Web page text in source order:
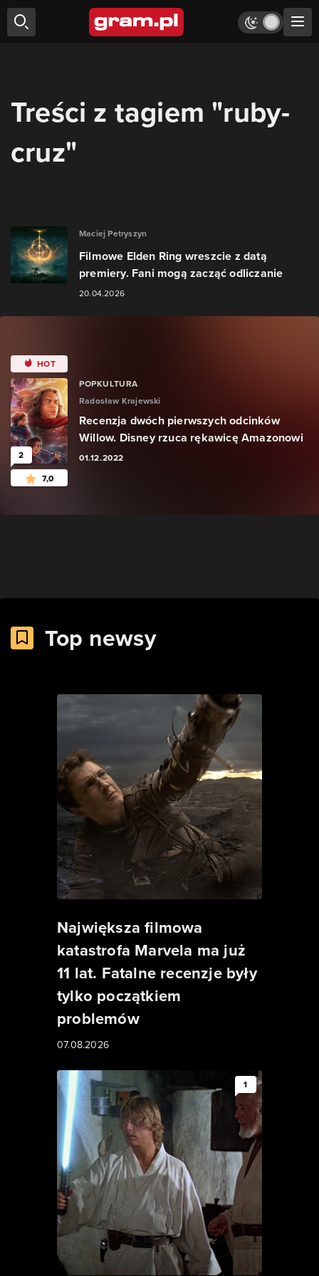
Treści z tagiem "ruby-
cruz"
Maciej Petryszyn
Filmowe Elden Ring wreszcie z datą
premiery. Fani mogą zacząć odliczanie
20.04.2026
HOT
2
7,0
POPKULTURA
Radosław Krajewski
Recenzja dwóch pierwszych odcinków
Willow. Disney rzuca rękawicę Amazonowi
01.12.2022
Top newsy
Największa filmowa
katastrofa Marvela ma już
11 lat. Fatalne recenzje były
tylko początkiem
problemów
07.08.2026
1